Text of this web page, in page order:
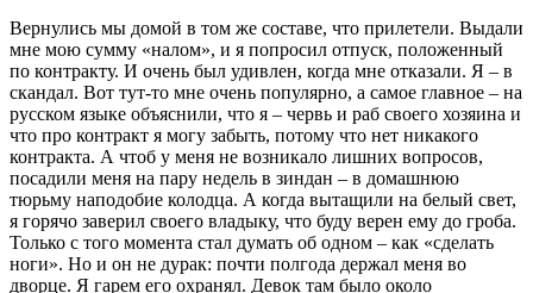
Вернулись мы домой в том же составе, что прилетели. Выдали
мне мою сумму «налом», и я попросил отпуск, положенный
по контракту. И очень был удивлен, когда мне отказали. Я – в
скандал. Вот тут-то мне очень популярно, а самое главное – на
русском языке объяснили, что я – червь и раб своего хозяина и
что про контракт я могу забыть, потому что нет никакого
контракта. А чтоб у меня не возникало лишних вопросов,
посадили меня на пару недель в зиндан – в домашнюю
тюрьму наподобие колодца. А когда вытащили на белый свет,
я горячо заверил своего владыку, что буду верен ему до гроба.
Только с того момента стал думать об одном – как «сделать
ноги». Но и он не дурак: почти полгода держал меня во
дворце. Я гарем его охранял. Девок там было около